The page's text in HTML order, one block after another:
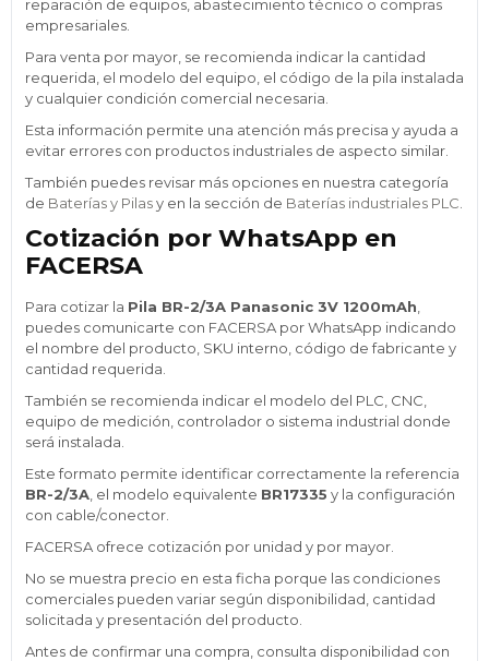
reparación de equipos, abastecimiento técnico o compras
empresariales.
Para venta por mayor, se recomienda indicar la cantidad
requerida, el modelo del equipo, el código de la pila instalada
y cualquier condición comercial necesaria.
Esta información permite una atención más precisa y ayuda a
evitar errores con productos industriales de aspecto similar.
También puedes revisar más opciones en nuestra categoría
de Baterías y Pilasy en la sección de Baterías industriales PLC
Cotización por WhatsApp en
FACERSA
Para cotizar la Pila BR-2/3A Panasonic 3V 1200mAh
puedes comunicarte con FACERSA por WhatsApp indicando
el nombre del producto, SKU interno, código de fabricante y
cantidad requerida.
También se recomienda indicar el modelo del PLC, CNC,
equipo de medición, controlador o sistema industrial donde
será instalada.
Este formato permite identificar correctamente la referencia
BR-2/3A , el modelo equivalente BR17335 y la configuración
con cable/conector.
FACERSA ofrece cotización por unidad y por mayor.
No se muestra precio en esta ficha porque las condiciones
comerciales pueden variar según disponibilidad, cantidad
solicitada y presentación del producto.
Antes de confirmar una compra, consulta disponibilidad con